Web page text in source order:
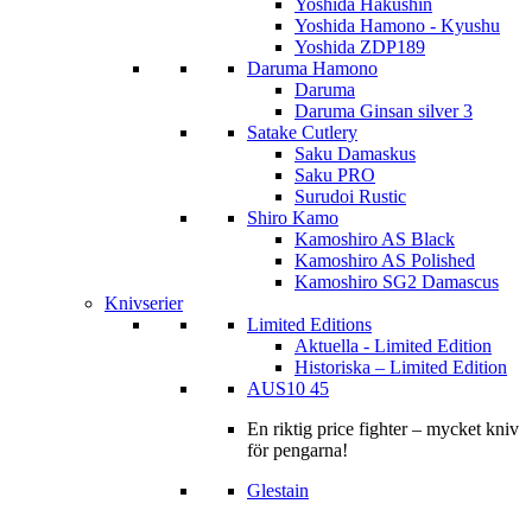
Yoshida Hamono - Kyushu
Yoshida ZDP189
Daruma Hamono
Daruma
Daruma Ginsan silver 3
Satake Cutlery
Saku Damaskus
Saku PRO
Surudoi Rustic
Shiro Kamo
Kamoshiro AS Black
Kamoshiro AS Polished
Kamoshiro SG2 Damascus
Knivserier
Limited Editions
Aktuella - Limited Edition
Historiska – Limited Edition
AUS10 45
En riktig price fighter – mycket kniv
för pengarna!
Glestain